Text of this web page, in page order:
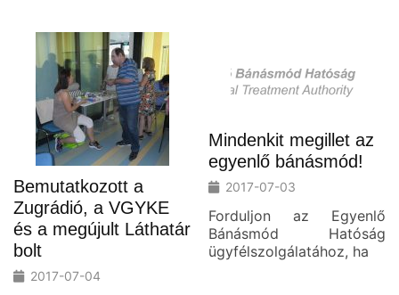
Bemutatkozott a
Zugrádió, a VGYKE
és a megújult Láthatár
bolt
2017-07-04
Mindenkit megillet az
egyenlő bánásmód!
2017-07-03
Forduljon az Egyenlő
Bánásmód Hatóság
ügyfélszolgálatához, ha